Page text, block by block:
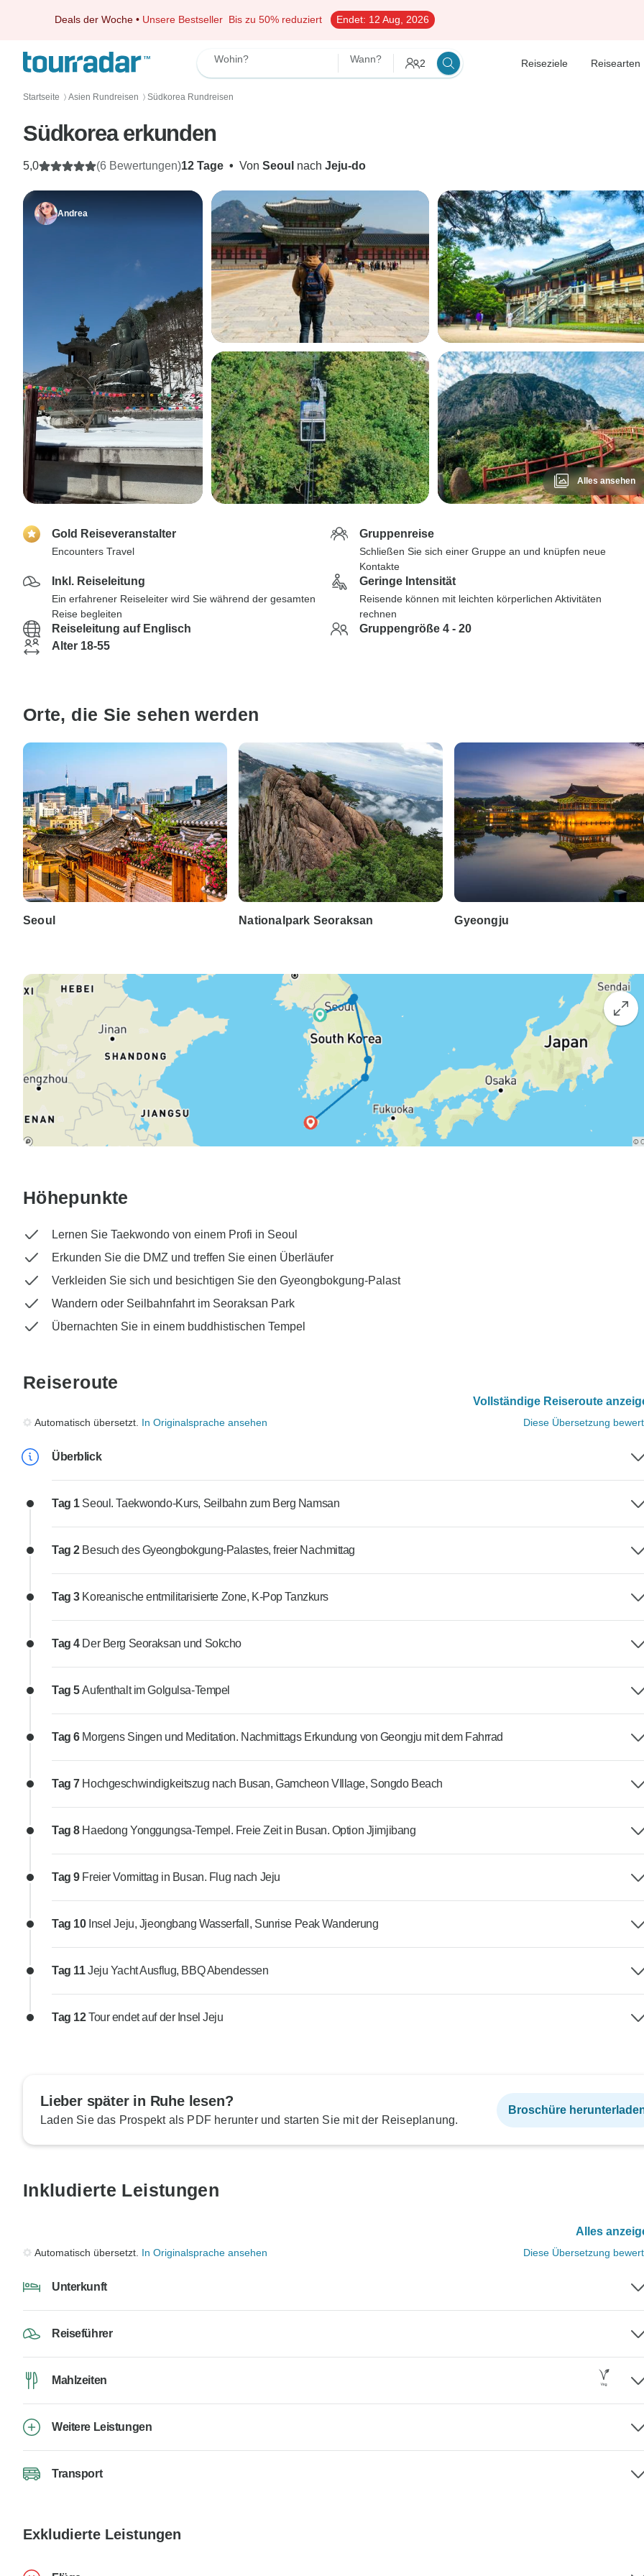
Deals der Woche • Unsere Bestseller Bis zu 50% reduziert Endet: 12 Aug, 2026
Wohin? Wann? 2 Reiseziele Reisearten
Startseite 〉 Asien Rundreisen 〉 Südkorea Rundreisen
Südkorea erkunden
12 Tage • Von Seoul nach Jeju-do
5,0 (6 Bewertungen)
Andrea
Alles ansehen
Gold Reiseveranstalter
Encounters Travel
Gruppenreise
Schließen Sie sich einer Gruppe an und knüpfen neue
Kontakte
Inkl. Reiseleitung
Ein erfahrener Reiseleiter wird Sie während der gesamten
Reise begleiten
Geringe Intensität
Reisende können mit leichten körperlichen Aktivitäten
rechnen
Reiseleitung auf Englisch
Gruppengröße 4 - 20
Alter 18-55
Orte, die Sie sehen werden
Seoul Nationalpark Seoraksan Gyeongju
Höhepunkte
Lernen Sie Taekwondo von einem Profi in Seoul
Erkunden Sie die DMZ und treffen Sie einen Überläufer
Verkleiden Sie sich und besichtigen Sie den Gyeongbokgung-Palast
Wandern oder Seilbahnfahrt im Seoraksan Park
Übernachten Sie in einem buddhistischen Tempel
Reiseroute
Vollständige Reiseroute
Automatisch übersetzt. In Originalsprache ansehen Diese Übersetzung
Überblick
Tag 1 Seoul. Taekwondo-Kurs, Seilbahn zum Berg Namsan
Tag 2 Besuch des Gyeongbokgung-Palastes, freier Nachmittag
Tag 3 Koreanische entmilitarisierte Zone, K-Pop Tanzkurs
Tag 4 Der Berg Seoraksan und Sokcho
Tag 5Aufenthalt im Golgulsa-Tempel
Tag 6 Morgens Singen und Meditation. Nachmittags Erkundung von Geongju mit dem Fahrrad
Tag 7 Hochgeschwindigkeitszug nach Busan, Gamcheon VIllage, Songdo Beach
Tag 8 Haedong Yonggungsa-Tempel. Freie Zeit in Busan. Option Jjimjibang
Tag 9 Freier Vormittag in Busan. Flug nach Jeju
Tag 10 Insel Jeju, Jjeongbang Wasserfall, Sunrise Peak Wanderung
Tag 11Jeju Yacht Ausflug, BBQ Abendessen
Tag 12Tour endet auf der Insel Jeju
Lieber später in Ruhe lesen?
Laden Sie das Prospekt als PDF herunter und starten Sie mit der Reiseplanung.
Broschüre
Inkludierte Leistungen
Alles
Automatisch übersetzt. In Originalsprache ansehen Diese Übersetzung
Unterkunft
Reiseführer
Mahlzeiten
Weitere Leistungen
Transport
Exkludierte Leistungen